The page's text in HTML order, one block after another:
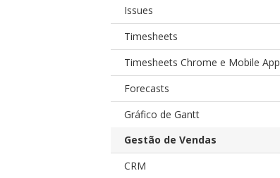
Issues
Timesheets
Timesheets Chrome e Mobile App
Forecasts
Gráfico de Gantt
Gestão de Vendas
CRM